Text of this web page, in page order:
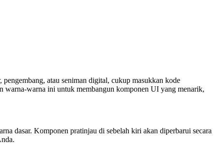
atau seniman digital, cukup masukkan kode
warna-warna ini untuk membangun komponen UI yang menarik,
dasar. Komponen pratinjau di sebelah kiri akan diperbarui secara